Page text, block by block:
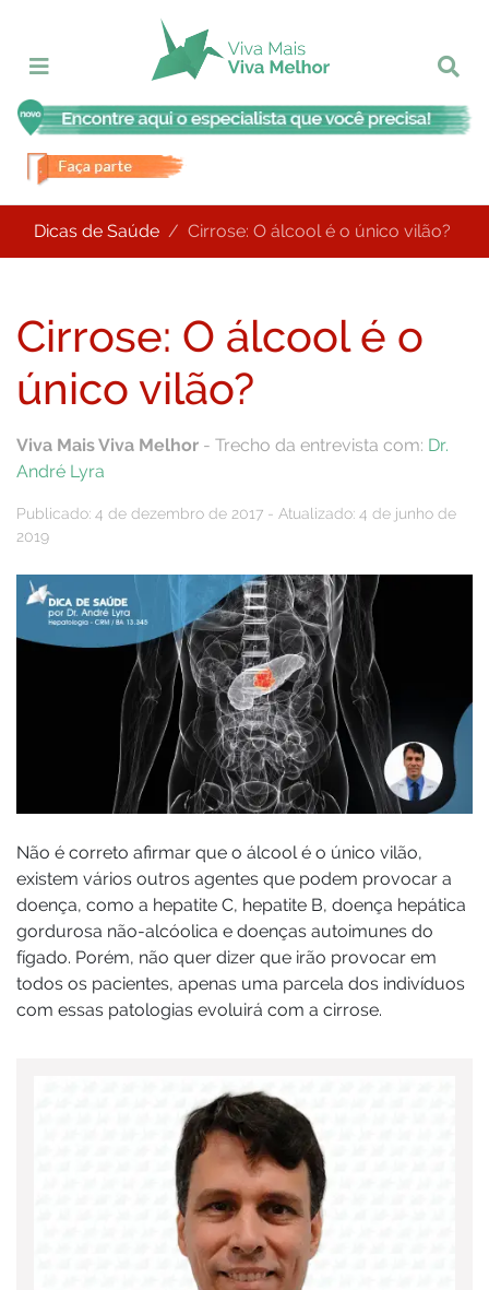
Dicas de Saúde Cirrose: O álcool é o único vilão?
Cirrose: O álcool é o
único vilão?
Viva Mais Viva Melhor - Trecho da entrevista com: Dr.
André Lyra
Publicado: 4 de dezembro de 2017 - Atualizado: 4 de junho de
2019
Não é correto afirmar que o álcool é o único vilão,
existem vários outros agentes que podem provocar a
doença, como a hepatite C, hepatite B, doença hepática
gordurosa não-alcóolica e doenças autoimunes do
fígado. Porém, não quer dizer que irão provocar em
todos os pacientes, apenas uma parcela dos indivíduos
com essas patologias evoluirá com a cirrose.